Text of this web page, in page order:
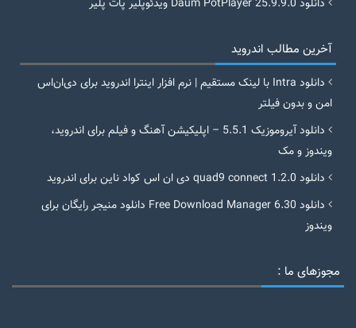
دانلود Daum PotPlayer 25.9.9.0 ویدئوپلیر پات پلیر
آخرین مطالب اندروید
دانلود Intra با لینک مستقیم | نرم افزار اینترا اندروید برای دی‌ان‌اس
امن و بدون فیلتر
دانلود آیروموزیک 5.5.1 – اپلیکیشن آهنگ و فیلم برای اندروید،
ویندوز و مک
دانلود quad9 connect 1.2.0 دی ان اس کواد ناین برای اندروید
دانلود Free Download Manager 6.30 دانلود منیجر رایگان برای
ویندوز
مجوزهای ما :